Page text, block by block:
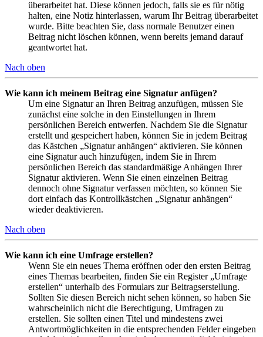
überarbeitet hat. Diese können jedoch, falls sie es für nötig
halten, eine Notiz hinterlassen, warum Ihr Beitrag überarbeitet
wurde. Bitte beachten Sie, dass normale Benutzer einen
Beitrag nicht löschen können, wenn bereits jemand darauf
geantwortet hat.
Nach oben
Wie kann ich meinem Beitrag eine Signatur anfügen?
Um eine Signatur an Ihren Beitrag anzufügen, müssen Sie
zunächst eine solche in den Einstellungen in Ihrem
persönlichen Bereich entwerfen. Nachdem Sie die Signatur
erstellt und gespeichert haben, können Sie in jedem Beitrag
das Kästchen „Signatur anhängen“ aktivieren. Sie können
eine Signatur auch hinzufügen, indem Sie in Ihrem
persönlichen Bereich das standardmäßige Anhängen Ihrer
Signatur aktivieren. Wenn Sie einen einzelnen Beitrag
dennoch ohne Signatur verfassen möchten, so können Sie
dort einfach das Kontrollkästchen „Signatur anhängen“
wieder deaktivieren.
Nach oben
Wie kann ich eine Umfrage erstellen?
Wenn Sie ein neues Thema eröffnen oder den ersten Beitrag
eines Themas bearbeiten, finden Sie ein Register „Umfrage
erstellen“ unterhalb des Formulars zur Beitragserstellung.
Sollten Sie diesen Bereich nicht sehen können, so haben Sie
wahrscheinlich nicht die Berechtigung, Umfragen zu
erstellen. Sie sollten einen Titel und mindestens zwei
Antwortmöglichkeiten in die entsprechenden Felder eingeben